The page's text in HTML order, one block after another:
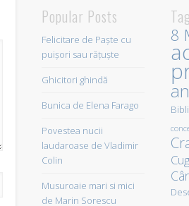
Popular Posts
Felicitare de Paște cu
puișori sau rățuște
Ghicitori ghindă
Bunica de Elena Farago
Povestea nucii
laudaroase de Vladimir
Colin
Musuroaie mari si mici
de Marin Sorescu
8